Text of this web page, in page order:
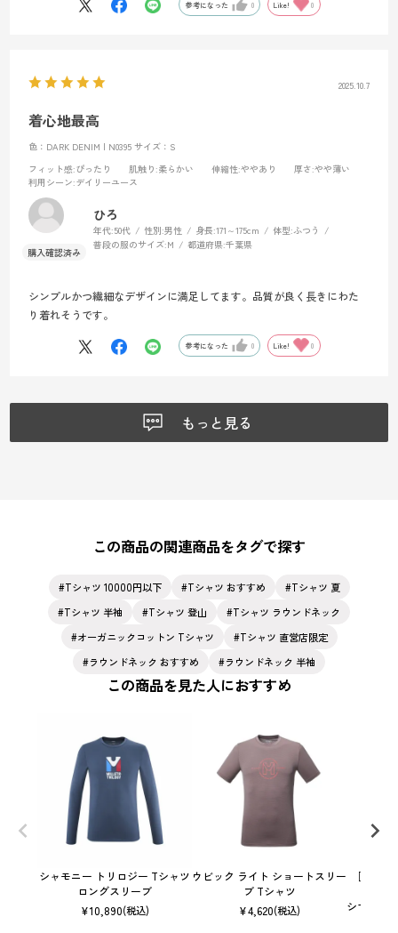
参考になった 0 Like! 0
2025.10.7
着心地最高
色：DARK DENIM | N0395 サイズ：S
フィット感:ぴったり 肌触り :柔らかい 伸縮性:ややあり 厚さ:やや薄い
利用シーン:デイリーユース
ひろ
年代:50代 性別:男性 身長:171～175cm 体型:ふつう
普段の服のサイズ:M 都道府県:千葉県
シンプルかつ繊細なデザインに満足してます。品質が良く長きにわた
り着れそうです。
参考になった 0 Like! 0
もっと見る
この商品の関連商品をタグで探す
Tシャツ 10000円以下 Tシャツ おすすめ
Tシャツ 夏
Tシャツ 半袖
Tシャツ 登山
Tシャツ ラウンドネック
オーガニックコットン Tシャツ
Tシャツ 直営店限定
ラウンドネック おすすめ
ラウンドネック 半袖
この商品を見た人におすすめ
シャモニー トリロジー Tシャツ
ロングスリーブ
¥10,890(税込)
ウビック ライト ショートスリー
ブ Tシャツ
¥4,620(税込)
［オン
シマイ サ